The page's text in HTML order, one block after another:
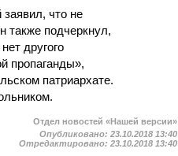
что не
также подчеркнул,
другого
пропаганды»,
патриархате.
Отдел новостей «Нашей версии»
Опубликовано:23.10.2018 13:40
Отредактировано:23.10.2018 13:40